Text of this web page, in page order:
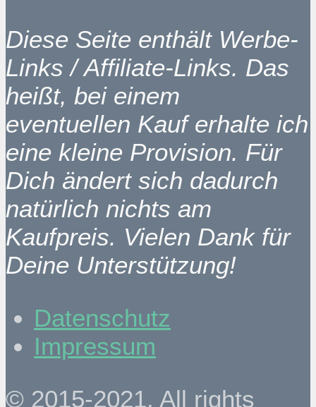
Diese Seite enthält Werbe-
Links / Affiliate-Links. Das
heißt, bei einem
eventuellen Kauf erhalte ich
eine kleine Provision. Für
Dich ändert sich dadurch
natürlich nichts am
Kaufpreis. Vielen Dank für
Deine Unterstützung!
Datenschutz
Impressum
© 2015-2021. All rights